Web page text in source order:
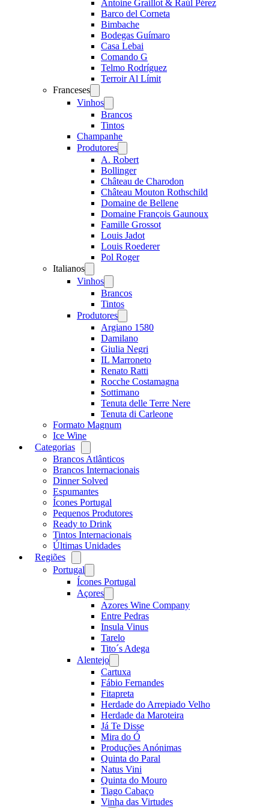
Antoine Graillot & Raúl Pérez
Barco del Corneta
Bimbache
Bodegas Guímaro
Casa Lebai
Comando G
Telmo Rodríguez
Terroir Al Límit
Franceses
menu
Vinhos
menu
Brancos
Tintos
Champanhe
Produtores
menu
A. Robert
Bollinger
Château de Charodon
Château Mouton Rothschild
Domaine de Bellene
Domaine François Gaunoux
Famille Grossot
Louis Jadot
Louis Roederer
Pol Roger
Italianos
menu
Vinhos
menu
Brancos
Tintos
Produtores
menu
Argiano 1580
Damilano
Giulia Negri
IL Marroneto
Renato Ratti
Rocche Costamagna
Sottimano
Tenuta delle Terre Nere
Tenuta di Carleone
Formato Magnum
Ice Wine
Categorias
menu
Brancos Atlânticos
Brancos Internacionais
Dinner Solved
Espumantes
Ícones Portugal
Pequenos Produtores
Ready to Drink
Tintos Internacionais
Últimas Unidades
Regiões
menu
Portugal
menu
Ícones Portugal
Açores
menu
Azores Wine Company
Entre Pedras
Insula Vinus
Tarelo
Tito´s Adega
Alentejo
menu
Cartuxa
Fábio Fernandes
Fitapreta
Herdade do Arrepiado Velho
Herdade da Maroteira
Já Te Disse
Mira do Ó
Produções Anónimas
Quinta do Paral
Natus Vini
Quinta do Mouro
Tiago Cabaço
Vinha das Virtudes